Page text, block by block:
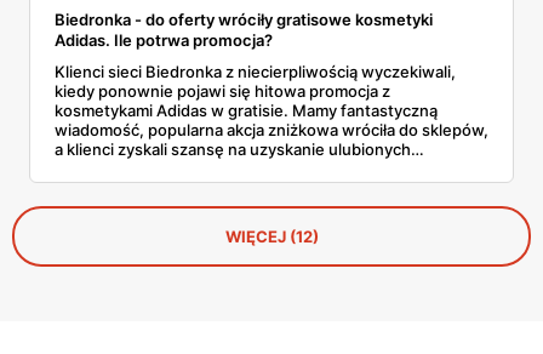
Biedronka - do oferty wróciły gratisowe kosmetyki
Adidas. Ile potrwa promocja?
Klienci sieci Biedronka z niecierpliwością wyczekiwali,
kiedy ponownie pojawi się hitowa promocja z
kosmetykami Adidas w gratisie. Mamy fantastyczną
wiadomość, popularna akcja zniżkowa wróciła do sklepów,
a klienci zyskali szansę na uzyskanie ulubionych
temat tej oferty specjalnej.
WIĘCEJ (12)